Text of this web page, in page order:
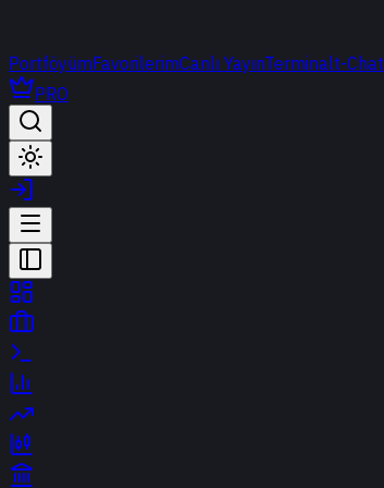
PortföyümFavorilerimCanlı YayınTerminalt-Chat
PRO